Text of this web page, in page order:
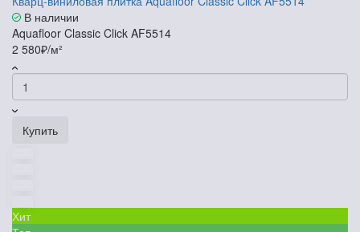
В наличии
Aquafloor Classic Click AF5514
2 580₽/м²
Купить
Хит